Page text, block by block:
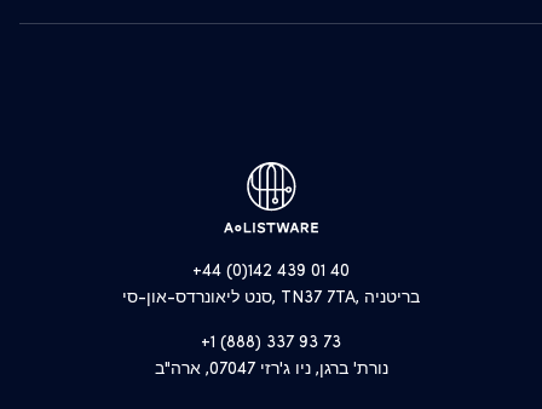
+44 (0)142 439 01 40
סנט ליאונרדס-און-סי, TN37 7TA, בריטניה
+1 (888) 337 93 73
נורת' ברגן, ניו ג'רזי 07047, ארה"ב